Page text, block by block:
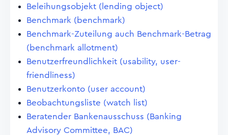
Beleihungsobjekt (lending object)
Benchmark (benchmark)
Benchmark-Zuteilung auch Benchmark-Betrag
(benchmark allotment)
Benutzerfreundlichkeit (usability, user-
friendliness)
Benutzerkonto (user account)
Beobachtungsliste (watch list)
Beratender Bankenausschuss (Banking
Advisory Committee, BAC)